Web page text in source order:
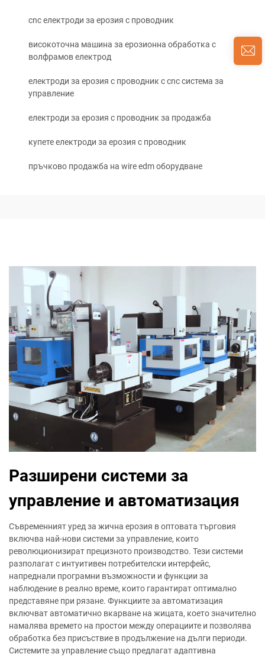
cnc електроди за ерозия с проводник
високоточна машина за ерозионна обработка с
волфрамов електрод
електроди за ерозия с проводник с cnc система за
управление
електроди за ерозия с проводник за продажба
купете електроди за ерозия с проводник
пръчково продажба на wire edm оборудване
Разширени системи за
управление и автоматизация
Съвременният уред за жична ерозия в оптовата търговия
включва най-нови системи за управление, които
революционизират прецизното производство. Тези системи
разполагат с интуитивен потребителски интерфейс,
напреднали програмни възможности и функции за
наблюдение в реално време, които гарантират оптимално
представяне при рязане. Функциите за автоматизация
включват автоматично вкарване на жицата, което значително
намалява времето на простои между операциите и позволява
обработка без присъствие в продължение на дълги периоди.
Системите за управление също предлагат адаптивна